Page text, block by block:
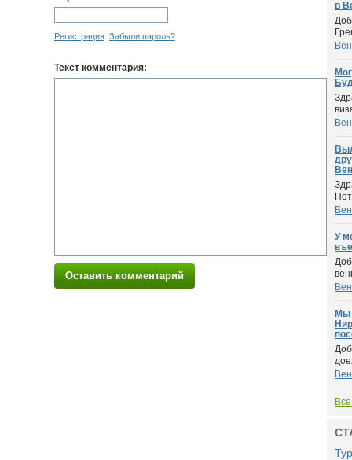
Регистрация Забыли пароль?
Текст комментария:
Оставить комментарий
в
У
Мы